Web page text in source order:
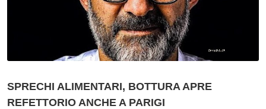
SPRECHI ALIMENTARI, BOTTURA APRE
REFETTORIO ANCHE A PARIGI